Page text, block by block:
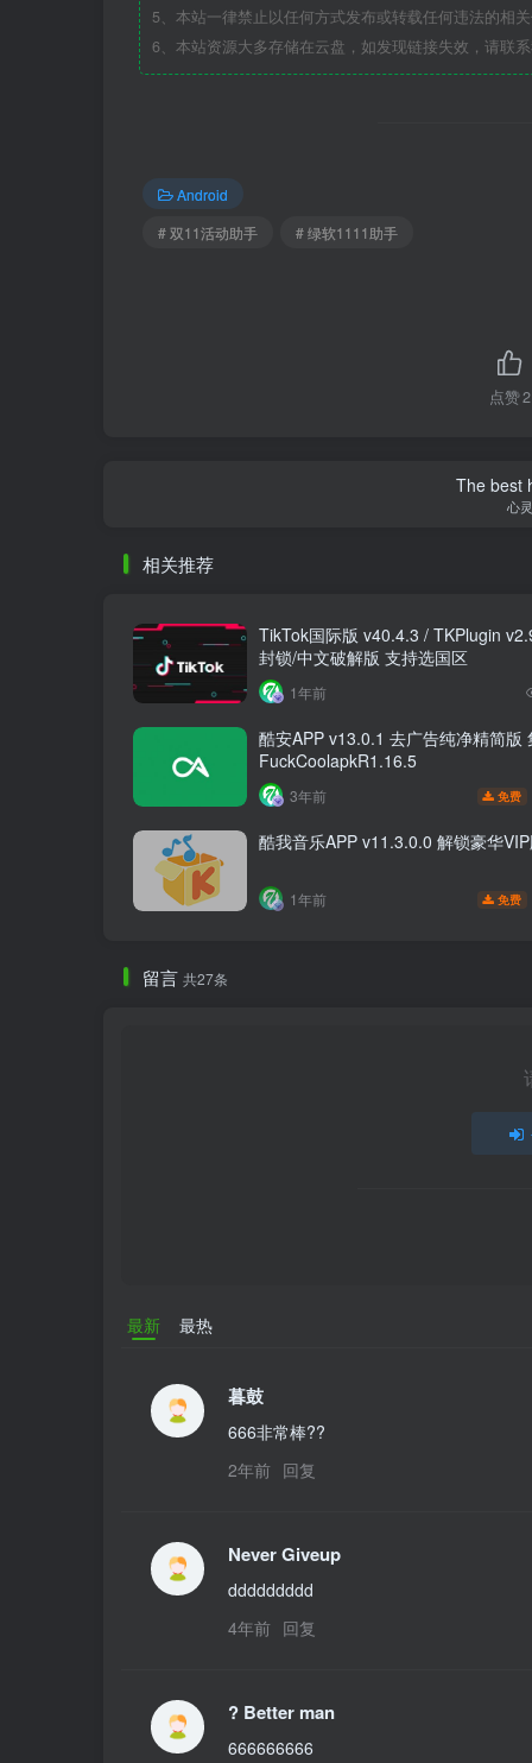
5、本站一律禁止以任何方式发布或转载任何违法的相
6、本站资源大多存储在云盘，如发现链接失效，请联
Android
# 双11活动助手
# 绿软1111助手
点赞2
The best
心
相关推荐
TikTok国际版 v40.4.3 / TKPlugin
封锁/中文破解版 支持选国区
1年前
酷安APP v13.0.1 去广告纯净精简版
FuckCoolapkR1.16.5
3年前 免费
酷我音乐APP v11.3.0.0 解锁豪华
1年前 免费
留言 共27条
最新 最热
暮鼓
666非常棒??
2年前 回复
Never Giveup
ddddddddd
4年前 回复
? Better man
666666666